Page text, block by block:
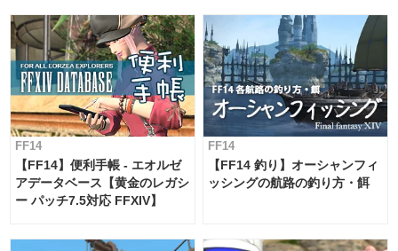
FF14
【FF14】便利手帳 - エオルゼ
アデータベース【黄金のレガシ
ー パッチ7.5対応 FFXIV】
FF14
【FF14 釣り】オーシャンフィ
ッシングの航路の釣り方・餌